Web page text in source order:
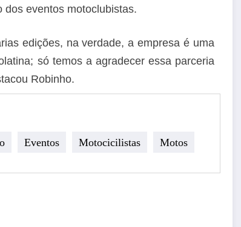
eventos motoclubistas.
edições, na verdade, a empresa é uma
só temos a agradecer essa parceria
Robinho.
Eventos Motocicilistas Motos